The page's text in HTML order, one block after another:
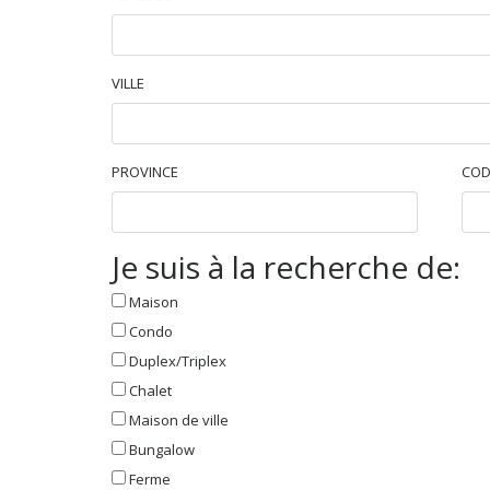
VILLE
PROVINCE
Je suis à la recherche de:
Maison
Condo
Duplex/Triplex
Chalet
Maison de ville
Bungalow
Ferme